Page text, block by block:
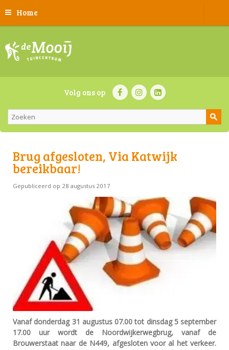
Home
Volg ons op
Brug afgesloten, Via Katwijk
bereikbaar!
Gepubliceerd op 28 augustus 2017
Vanaf donderdag 31 augustus 07.00 tot dinsdag 5 september
17.00 uur wordt de Noordwijkerwegbrug, vanaf de
Brouwerstaat naar de N449, afgesloten voor al het verkeer.